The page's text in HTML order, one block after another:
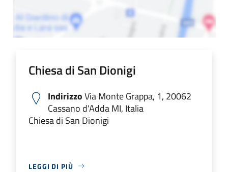
Chiesa di San Dionigi
IndirizzoVia Monte Grappa, 1, 20062
Cassano d'Adda MI, Italia
Chiesa di San Dionigi
LEGGI DI PIÙ